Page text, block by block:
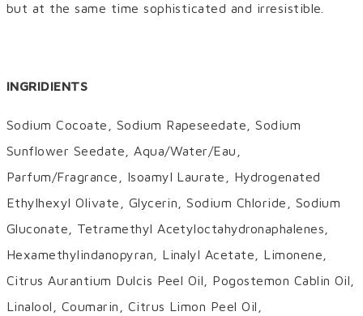
but at the same time sophisticated and irresistible.
INGRIDIENTS
Sodium Cocoate, Sodium Rapeseedate, Sodium
Sunflower Seedate, Aqua/Water/Eau,
Parfum/Fragrance, Isoamyl Laurate, Hydrogenated
Ethylhexyl Olivate, Glycerin, Sodium Chloride, Sodium
Gluconate, Tetramethyl Acetyloctahydronaphalenes,
Hexamethylindanopyran, Linalyl Acetate, Limonene,
Citrus Aurantium Dulcis Peel Oil, Pogostemon Cablin Oil,
Linalool, Coumarin, Citrus Limon Peel Oil,